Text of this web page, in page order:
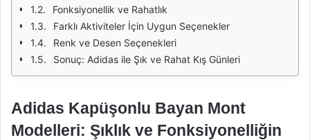
Fonksiyonellik ve Rahatlık
Farklı Aktiviteler İçin Uygun Seçenekler
Renk ve Desen Seçenekleri
Sonuç: Adidas ile Şık ve Rahat Kış Günleri
Adidas Kapüşonlu Bayan Mont
Modelleri: Şıklık ve Fonksiyonelliğin